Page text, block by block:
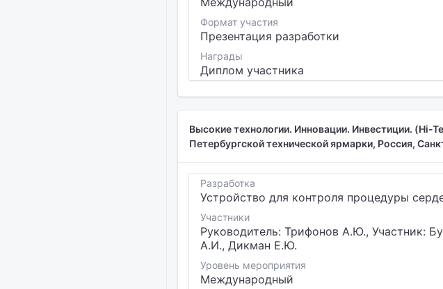
Формат участия
Презентация разработки
Награды
Диплом участника
Высокие технологии. Инновации. Инвестиции.
Петербургской технической ярмарки, Россия,
Разработка
Устройство для контроля процедуры
Участники
Руководитель: Трифонов А.Ю., Участник:
А.И., Дикман Е.Ю.
Уровень мероприятия
Международный